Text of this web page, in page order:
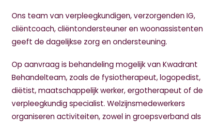
Ons team van verpleegkundigen, verzorgenden IG,
cliëntcoach, cliëntondersteuner en woonassistenten
geeft de dagelijkse zorg en ondersteuning.
Op aanvraag is behandeling mogelijk van Kwadrant
Behandelteam, zoals de fysiotherapeut, logopedist,
diëtist, maatschappelijk werker, ergotherapeut of de
verpleegkundig specialist. Welzijnsmedewerkers
organiseren activiteiten, zowel in groepsverband als